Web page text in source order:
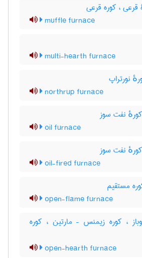
قرعی ، کوره قرعی
muffle furnace
multi-hearth furnace
نورتراپ
northrup furnace
نفت سوز
oil furnace
نفت سوز
oil-fired furnace
مستقیم
open-flame furnace
، کوره زیمنس – مارتین ، کوره
open-hearth furnace